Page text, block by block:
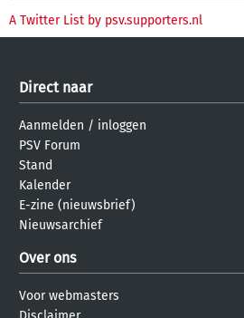
A Twitter List by psv.supporters.nl
Direct naar
Aanmelden / inloggen
PSV Forum
Stand
Kalender
E-zine (nieuwsbrief)
Nieuwsarchief
Over ons
Voor webmasters